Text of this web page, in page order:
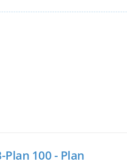
Plan 100 - Plan